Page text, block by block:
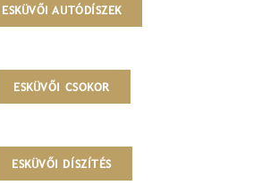
ESKÜVŐI AUTÓDÍSZEK
ESKÜVŐI CSOKOR
ESKÜVŐI DÍSZÍTÉS